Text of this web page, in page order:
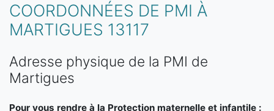
COORDONNÉES DE PMI À
MARTIGUES 13117
Adresse physique de la PMI de
Martigues
Pour vous rendre à la Protection maternelle et infantile :